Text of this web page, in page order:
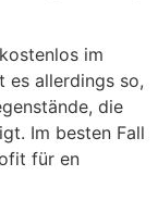
im
es allerdings so,
die
Im besten Fall
für en